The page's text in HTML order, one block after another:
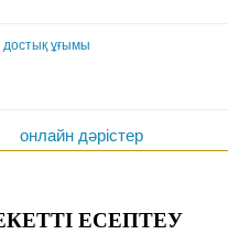
ұғымы
онлайн дәрістер